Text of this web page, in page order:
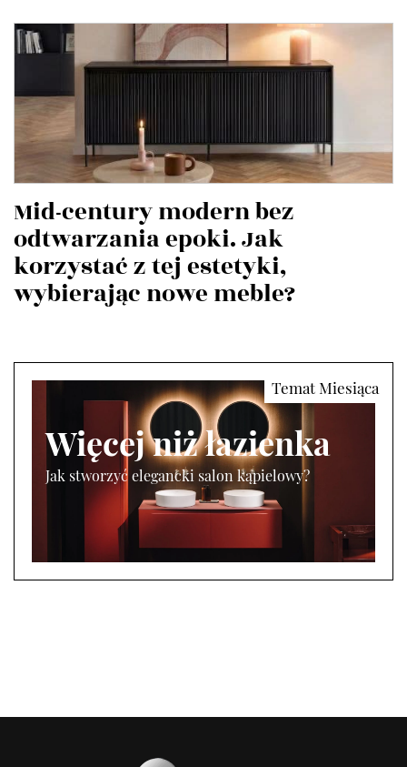
Mid-century modern bez
odtwarzania epoki. Jak
korzystać z tej estetyki,
wybierając nowe meble?
Więcej niż łazienka
Jak stworzyć elegancki salon kąpielowy?